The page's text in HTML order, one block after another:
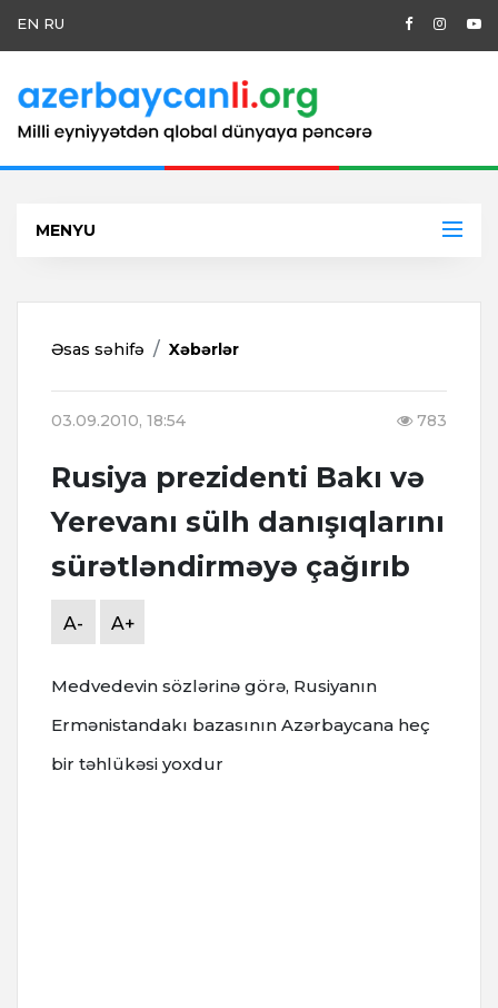
EN RU
MENYU
Əsas səhifə Xəbərlər
03.09.2010, 18:54 783
Rusiya prezidenti Bakı və
Yerevanı sülh danışıqlarını
sürətləndirməyə çağırıb
A- A+
Medvedevin sözlərinə görə, Rusiyanın
Ermənistandakı bazasının Azərbaycana heç
bir təhlükəsi yoxdur